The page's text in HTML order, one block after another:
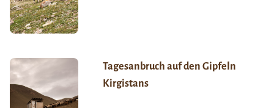
Tagesanbruch auf den Gipfeln
Kirgistans